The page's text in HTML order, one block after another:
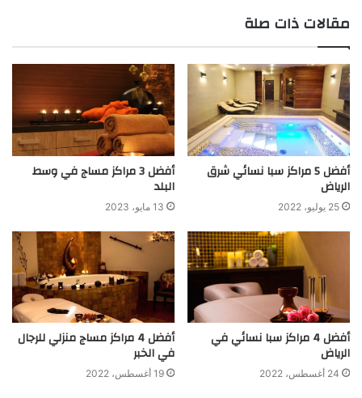
مقالات ذات صلة
أفضل 5 مراكز سبا نسائي شرق
الرياض
25 يوليو، 2022
أفضل 3 مراكز مساج في وسط
البلد
13 مايو، 2023
أفضل 4 مراكز سبا نسائي في
الرياض
24 أغسطس، 2022
أفضل 4 مراكز مساج منزلي للرجال
في الخبر
19 أغسطس، 2022